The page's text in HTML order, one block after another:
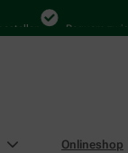
Bequem zwischen
Onlineshop